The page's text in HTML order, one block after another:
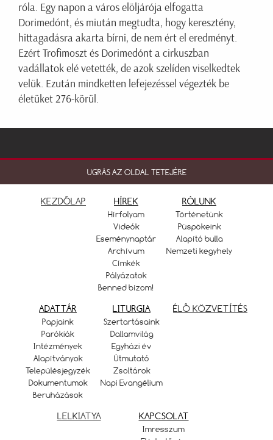
róla. Egy napon a város elöljárója elfogatta
Dorimedónt, és miután megtudta, hogy keresztény,
hittagadásra akarta bírni, de nem ért el eredményt.
Ezért Trofimoszt és Dorimedónt a cirkuszban
vadállatok elé vetették, de azok szelíden viselkedtek
velük. Ezután mindketten lefejezéssel végezték be
életüket 276-körül.
UGRÁS AZ OLDAL TETEJÉRE
KEZDŐLAP HÍREK
Hírfolyam
Videók
Eseménynaptár
Archívum
Címkék
Pályázatok
Benned bízom!
RÓLUNK
Történetünk
Püspökeink
Alapító bulla
Nemzeti kegyhely
ADATTÁR
Papjaink
Parókiák
Intézmények
Alapítványok
Településjegyzék
Dokumentumok
Beruházások
LITURGIA
Szertartásaink
Dallamvilág
Egyházi év
Útmutató
Zsoltárok
Napi Evangélium
ÉLŐ KÖZVETÍTÉS
LELKIATYA KAPCSOLAT
Imresszum